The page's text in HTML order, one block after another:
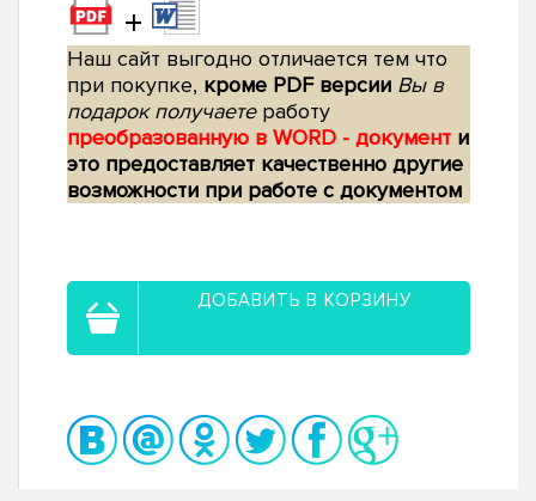
+
Наш сайт выгодно отличается тем что
при покупке, кроме PDF версии Вы в
подарок получаетеработу
преобразованную в WORD - документ и
это предоставляет качественно другие
возможности при работе с документом
ДОБАВИТЬ В КОРЗИНУ